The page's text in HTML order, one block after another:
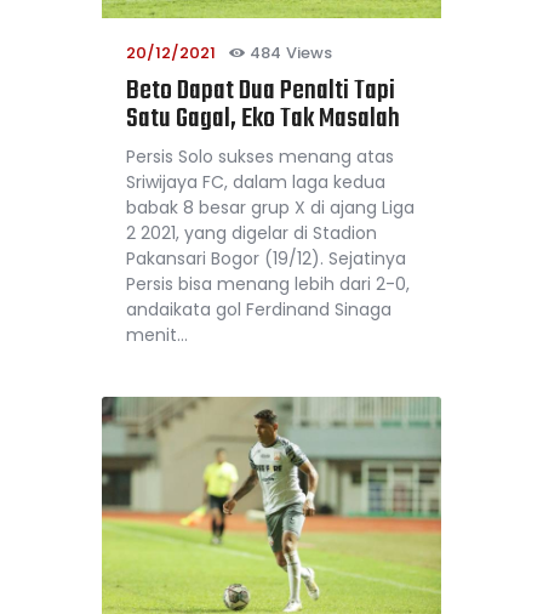
20/12/2021 484 Views
Beto Dapat Dua Penalti Tapi
Satu Gagal, Eko Tak Masalah
Persis Solo sukses menang atas
Sriwijaya FC, dalam laga kedua
babak 8 besar grup X di ajang Liga
2 2021, yang digelar di Stadion
Pakansari Bogor (19/12). Sejatinya
Persis bisa menang lebih dari 2-0,
andaikata gol Ferdinand Sinaga
menit…